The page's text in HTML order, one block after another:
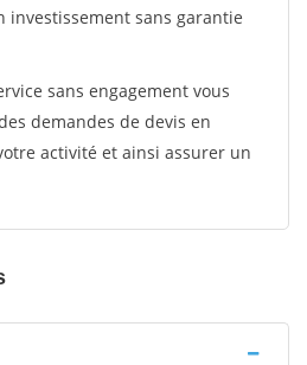
investissement sans garantie
sans engagement vous
demandes de devis en
activité et ainsi assurer un